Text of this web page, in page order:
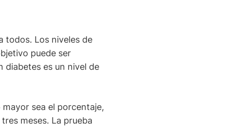
todos. Los niveles de
puede ser
diabetes es un nivel de
sea el porcentaje,
meses. La prueba